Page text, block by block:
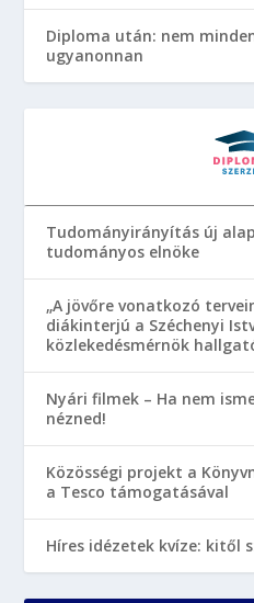
Diploma után: nem
ugyanonnan
Tudományirányítás új
tudományos elnöke
„A jövőre vonatkozó
diákinterjú a Széchenyi
közlekedésmérnök
Nyári filmek – Ha nem
nézned!
Közösségi projekt a
a Tesco támogatásával
Híres idézetek kvíze: kitől